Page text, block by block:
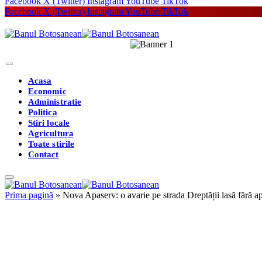
Facebook X (Twitter) InstagramYouTube TikTok
Acasa
Economic
Administratie
Politica
Stiri locale
Agricultura
Toate stirile
Contact
Prima pagină » Nova Apaserv: o avarie pe strada Dreptății lasă fără